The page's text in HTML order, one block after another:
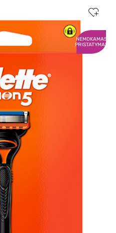
NEMOKAMAS
PRISTATYMAS